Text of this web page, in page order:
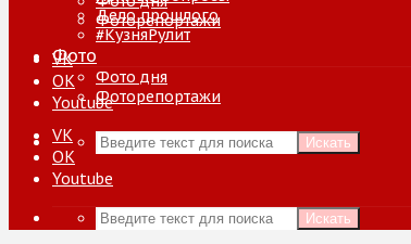
Фоторепортажи
VK
ОК
Youtube
Искать
Дело прошлого
#КузняРулит
Фото
Фото дня
Фоторепортажи
VK
ОК
Youtube
Искать